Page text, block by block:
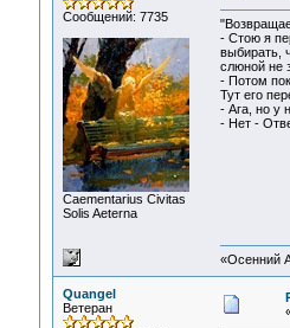
Сообщений: 7735
Сaementarius Civitas
Solis Aeterna
- Стою я
выбирать,
слюной не
- Потом
Тут его
- Ага, но у
- Нет -
«Осенний
Quangel
Ветеран